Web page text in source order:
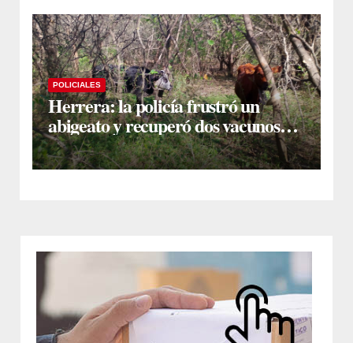
POLICIALES
Herrera: la policía frustró un
abigeato y recuperó dos vacunos
ocultos en una zona montuosa